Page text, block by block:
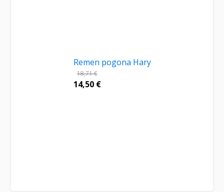
Remen pogona Hary
18,71€
14,50 €